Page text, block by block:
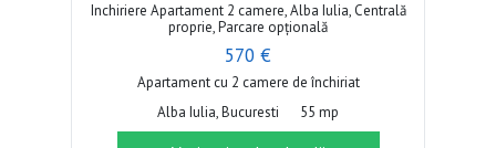
Inchiriere Apartament 2 camere, Alba Iulia, Centrală
proprie, Parcare opțională
570 €
Apartament cu 2 camere de închiriat
Alba Iulia, Bucuresti
55 mp